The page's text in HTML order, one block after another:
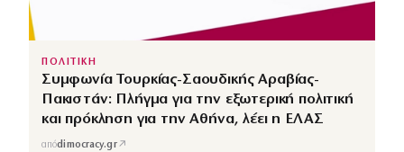
ΠΟΛΙΤΙΚΗ
Συμφωνία Τουρκίας-Σαουδικής Αραβίας-
Πακιστάν: Πλήγμα για την εξωτερική πολιτική
και πρόκληση για την Αθήνα, λέει η ΕΛΑΣ
απόdimocracy.gr↗